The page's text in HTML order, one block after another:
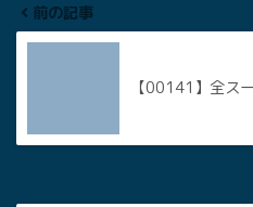
前の記事
【00141】全ス